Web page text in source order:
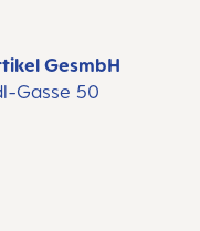
GesmbH
Gasse 50